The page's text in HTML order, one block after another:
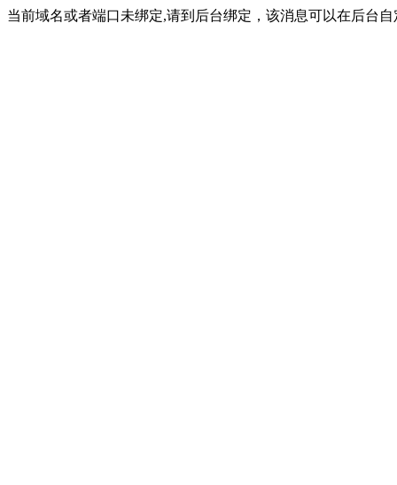
当前域名或者端口未绑定,请到后台绑定，该消息可以在后台自